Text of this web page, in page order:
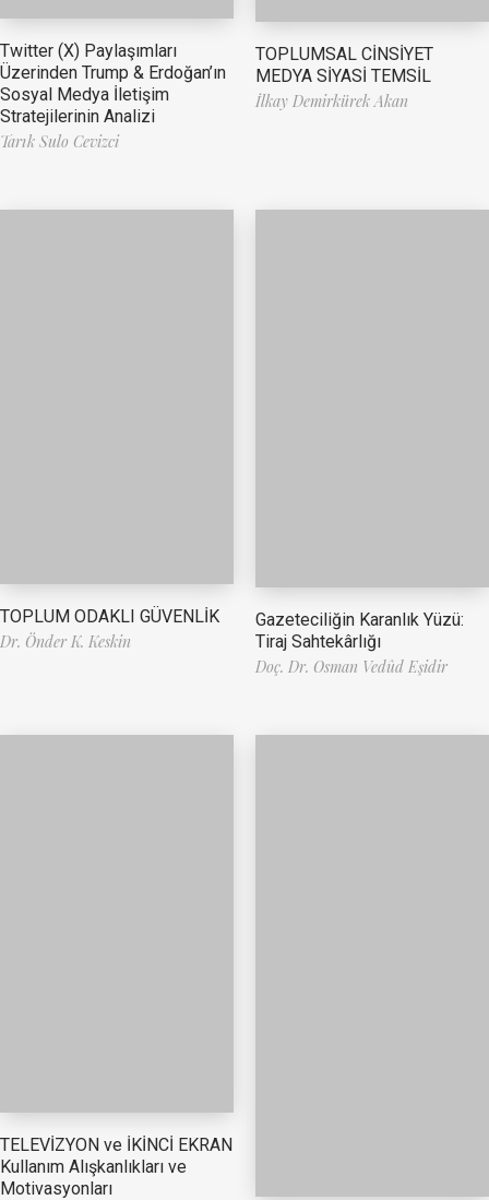
Twitter (X) Paylaşımları
Üzerinden Trump & Erdoğan’ın
Sosyal Medya İletişim
Stratejilerinin Analizi
Tarık Sulo Cevizci
TOPLUMSAL CİNSİYET
MEDYA SİYASİ TEMSİL
İlkay Demirkürek Akan
TOPLUM ODAKLI GÜVENLİK
Dr. Önder K. Keskin
Gazeteciliğin Karanlık Yüzü:
Tiraj Sahtekârlığı
Doç. Dr. Osman Vedûd Eşidir
TELEVİZYON ve İKİNCİ EKRAN
Kullanım Alışkanlıkları ve
Motivasyonları